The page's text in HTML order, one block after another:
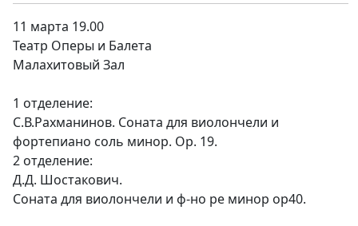
11 марта 19.00
Театр Оперы и Балета
Малахитовый Зал
1 отделение:
С.В.Рахманинов. Соната для виолончели и
фортепиано соль минор. Op. 19.
2 отделение:
Д.Д. Шостакович.
Соната для виолончели и ф-но ре минор op40.